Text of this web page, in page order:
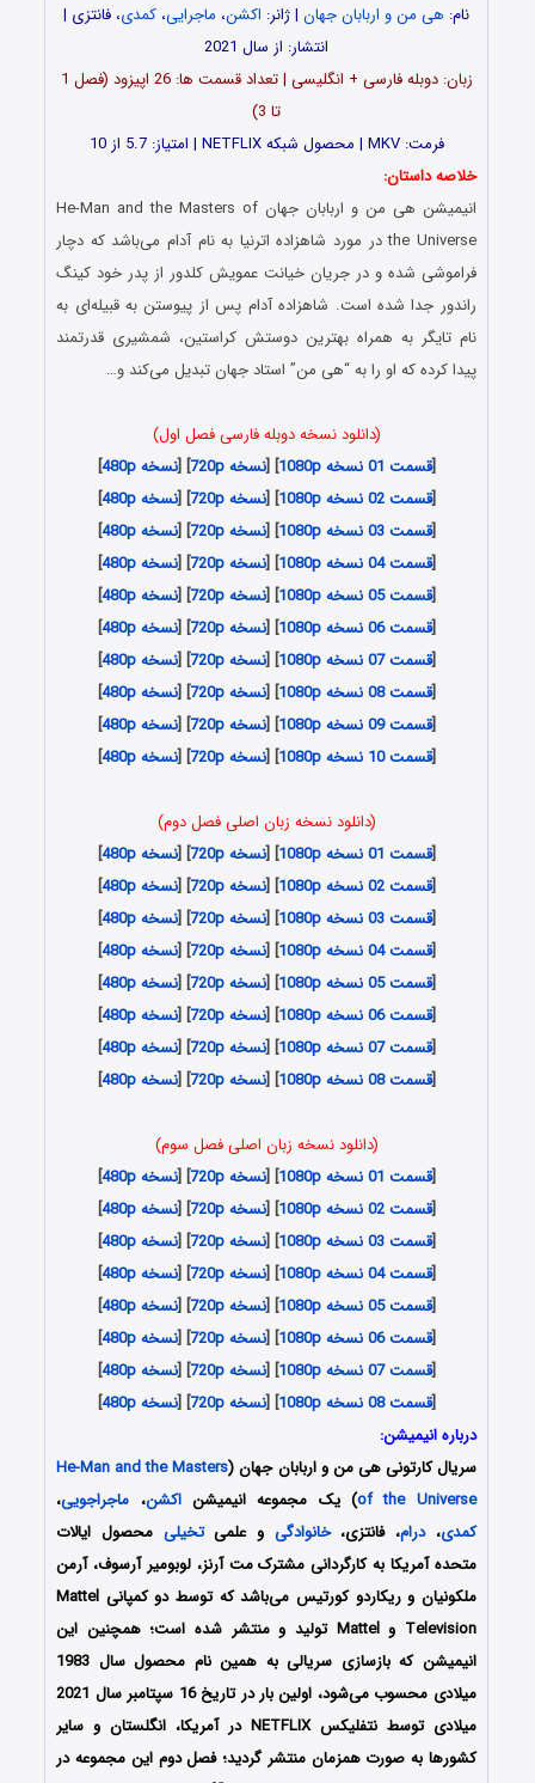
نام: هی من و اربابان جهان | ژانر: اکشن، ماجرایی، کمدی، فانتزی |
انتشار: از سال 2021
زبان: دوبله فارسی + انگلیسی | تعداد قسمت ها: 26 اپیزود (فصل 1
تا 3)
فرمت: MKV | محصول شبکه NETFLIX | امتیاز: 5.7 از 10
خلاصه داستان:
انیمیشن هی من و اربابان جهان He-Man and the Masters of
the Universe در مورد شاهزاده اترنیا به نام آدام می‌باشد که دچار
فراموشی شده و در جریان خیانت عمویش کلدور از پدر خود کینگ
راندور جدا شده است. شاهزاده آدام پس از پیوستن به قبیله‌ای به
نام تایگر به همراه بهترین دوستش کراستین، شمشیری قدرتمند
پیدا کرده که او را به “هی من” استاد جهان تبدیل می‌کند و…
(دانلود نسخه دوبله فارسی فصل اول)
[قسمت 01 نسخه 1080p ] [نسخه 720p ] [نسخه 480p
]
[قسمت 02 نسخه 1080p ] [نسخه 720p ] [نسخه 480p
]
[قسمت 03 نسخه 1080p ] [نسخه 720p ] [نسخه 480p
]
[قسمت 04 نسخه 1080p ] [نسخه 720p ] [نسخه 480p
]
[قسمت 05 نسخه 1080p ] [نسخه 720p ] [نسخه 480p
]
[قسمت 06 نسخه 1080p ] [نسخه 720p ] [نسخه 480p
]
[قسمت 07 نسخه 1080p ] [نسخه 720p ] [نسخه 480p
]
[قسمت 08 نسخه 1080p ] [نسخه 720p ] [نسخه 480p
]
[قسمت 09 نسخه 1080p ] [نسخه 720p ] [نسخه 480p
]
[قسمت 10 نسخه 1080p ] [نسخه 720p ] [نسخه 480p ]
(دانلود نسخه زبان اصلی فصل دوم)
[قسمت 01 نسخه 1080p ] [نسخه 720p ] [نسخه 480p
]
[قسمت 02 نسخه 1080p ] [نسخه 720p ] [نسخه 480p
]
[قسمت 03 نسخه 1080p ] [نسخه 720p ] [نسخه 480p
]
[قسمت 04 نسخه 1080p ] [نسخه 720p ] [نسخه 480p
]
[قسمت 05 نسخه 1080p ] [نسخه 720p ] [نسخه 480p
]
[قسمت 06 نسخه 1080p ] [نسخه 720p ] [نسخه 480p
]
[قسمت 07 نسخه 1080p ] [نسخه 720p ] [نسخه 480p
]
[قسمت 08 نسخه 1080p ] [نسخه 720p ] [نسخه 480p ]
(دانلود نسخه زبان اصلی فصل سوم)
[قسمت 01 نسخه 1080p ] [نسخه 720p ] [نسخه 480p
]
[قسمت 02 نسخه 1080p ] [نسخه 720p ] [نسخه 480p
]
[قسمت 03 نسخه 1080p ] [نسخه 720p ] [نسخه 480p
]
[قسمت 04 نسخه 1080p ] [نسخه 720p ] [نسخه 480p
]
[قسمت 05 نسخه 1080p ] [نسخه 720p ] [نسخه 480p
]
[قسمت 06 نسخه 1080p ] [نسخه 720p ] [نسخه 480p
]
[قسمت 07 نسخه 1080p ] [نسخه 720p ] [نسخه 480p
]
[قسمت 08 نسخه 1080p ] [نسخه 720p ] [نسخه 480p
]
درباره انیمیشن:
سریال کارتونی هی من و اربابان جهان (He-Man and the Masters
of the Universe) یک مجموعه انیمیشناکشن، ماجراجویی،
کمدی،درام، فانتزی،خانوادگی و علمیتخیلی محصول ایالات
متحده آمریکا به کارگردانی مشترک مت آرنز، لوبومیر آرسوف، آرمن
ملکونیان و ریکاردو کورتیس می‌باشد که توسط دو کمپانی Mattel
Television و Mattel تولید و منتشر شده است؛ همچنین این
انیمیشن که بازسازی سریالی به همین نام محصول سال 1983
میلادی محسوب می‌شود، اولین بار در تاریخ 16 سپتامبر سال 2021
میلادی توسط نتفلیکس NETFLIX در آمریکا، انگلستان و سایر
کشورها به صورت همزمان منتشر گردید؛ فصل دوم این مجموعه در